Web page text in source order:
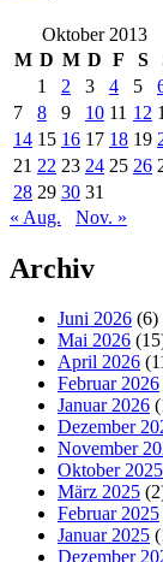
Oktober 2013
M D M D F S
1
2 3 4 5
7
8 9 10 11 12
14 15 16 17 18 19
21 22 23 24 25 26
28 29 30 31
« Aug.
Nov. »
Archiv
Juni 2026 (6)
Mai 2026
April 2026
Februar 2026
Januar 2026
Dezember
November
Oktober 2025
März 2025
Februar 2025
Januar 2025
Dezember